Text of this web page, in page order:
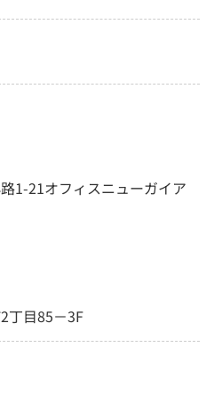
1-21オフィスニューガイア
丁目85－3F